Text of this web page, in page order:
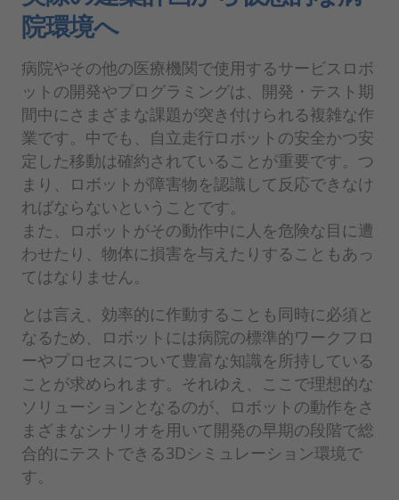
院環境へ
病院やその他の医療機関で使用するサービスロボ
ットの開発やプログラミングは、開発・テスト期
間中にさまざまな課題が突き付けられる複雑な作
業です。中でも、自立走行ロボットの安全かつ安
定した移動は確約されていることが重要です。つ
まり、ロボットが障害物を認識して反応できなけ
ればならないということです。
また、ロボットがその動作中に人を危険な目に遭
わせたり、物体に損害を与えたりすることもあっ
てはなりません。
とは言え、効率的に作動することも同時に必須と
なるため、ロボットには病院の標準的ワークフロ
ーやプロセスについて豊富な知識を所持している
ことが求められます。それゆえ、ここで理想的な
ソリューションとなるのが、ロボットの動作をさ
まざまなシナリオを用いて開発の早期の段階で総
合的にテストできる3Dシミュレーション環境で
す。